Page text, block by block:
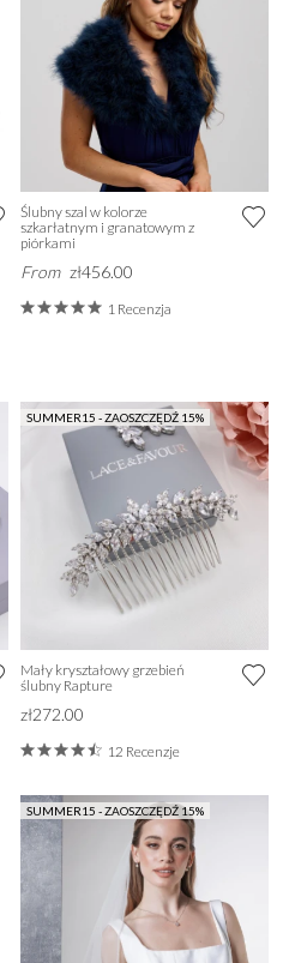
Ślubny szal w kolorze
szkarłatnym i granatowym z
piórkami
From zł456.00
1 Recenzja
SUMMER15 - ZAOSZCZĘDŹ 15%
Mały kryształowy grzebień
ślubny Rapture
zł272.00
12 Recenzje
SUMMER15 - ZAOSZCZĘDŹ 15%